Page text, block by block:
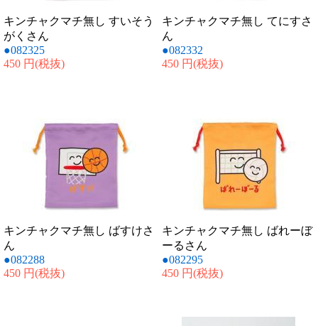
キンチャクマチ無し すいそう
がくさん
●082325
450 円(税抜)
キンチャクマチ無し てにすさ
ん
●082332
450 円(税抜)
キンチャクマチ無し ばすけさ
ん
●082288
450 円(税抜)
キンチャクマチ無し ばれーぼ
ーるさん
●082295
450 円(税抜)